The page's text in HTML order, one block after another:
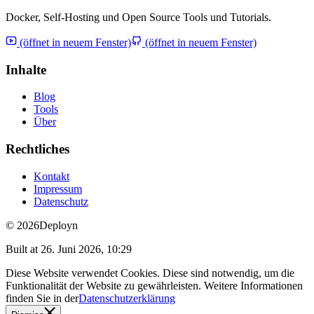
Docker, Self-Hosting und Open Source Tools und Tutorials.
(öffnet in neuem Fenster) (öffnet in neuem Fenster)
Inhalte
Blog
Tools
Über
Rechtliches
Kontakt
Impressum
Datenschutz
© 2026Deployn
Built at 26. Juni 2026, 10:29
Diese Website verwendet Cookies. Diese sind notwendig, um die
Funktionalität der Website zu gewährleisten. Weitere Informationen
finden Sie in derDatenschutzerklärung